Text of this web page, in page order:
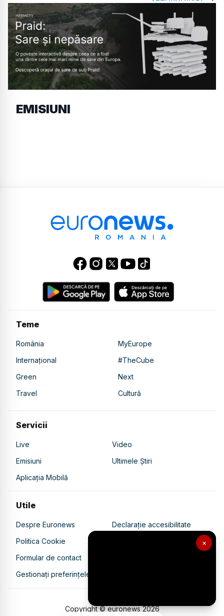
×
EMISIUNI
Teme
România
MyEurope
Internațional
#TheCube
Green
Next
Travel
Cultură
Servicii
Live
Video
Emisiuni
Ultimele Știri
Aplicația Mobilă
Utile
Despre Euronews
Declarație accesibilitate
Politica Cookie
Politica de confidențialitate
Formular de contact
Gestionați preferințele
Copyright © euronews2026